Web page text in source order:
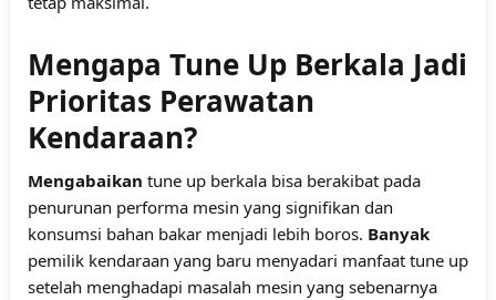
Mengapa Tune Up Berkala Jadi
Prioritas Perawatan
Kendaraan?
Mengabaikan tune up berkala bisa berakibat pada
penurunan performa mesin yang signifikan dan
konsumsi bahan bakar menjadi lebih boros. Banyak
pemilik kendaraan yang baru menyadari manfaat tune up
setelah menghadapi masalah mesin yang sebenarnya